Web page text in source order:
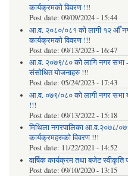
कार्यक्रमको विवरण !!!
Post date: 09/09/2024 - 15:44
आ.व. २०८०/०८१ को लागी १२ औँ
कार्यक्रमको विवरण !!!
Post date: 09/13/2023 - 16:47
आ.व. २०७९/८० को लागि नगर सभा
संसोधित योजनाहरु !!!
Post date: 05/24/2023 - 17:43
आ.व. ०७९/०८० को लागी नगर सभा
!!!
Post date: 09/13/2022 - 15:18
मिथिला नगरपालिका आ.व.२०७८/
कार्यक्रमहरुको विवरण !!!
Post date: 11/22/2021 - 14:52
वार्षिक कार्यक्रम तथा बजेट
Post date: 09/10/2020 - 13:15